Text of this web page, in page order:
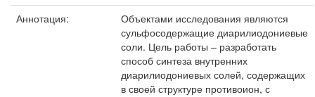
Аннотация:
Объектами исследования являются
сульфосодержащие диарилиодониевые
соли. Цель работы – разработать
способ синтеза внутренних
диарилиодониевых солей, содержащих
в своей структуре противоион, с